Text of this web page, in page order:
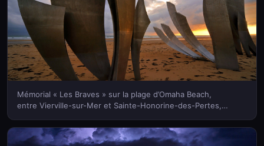
Mémorial « Les Braves » sur la plage d’Omaha Beach,
entre Vierville-sur-Mer et Sainte-Honorine-des-Pertes,